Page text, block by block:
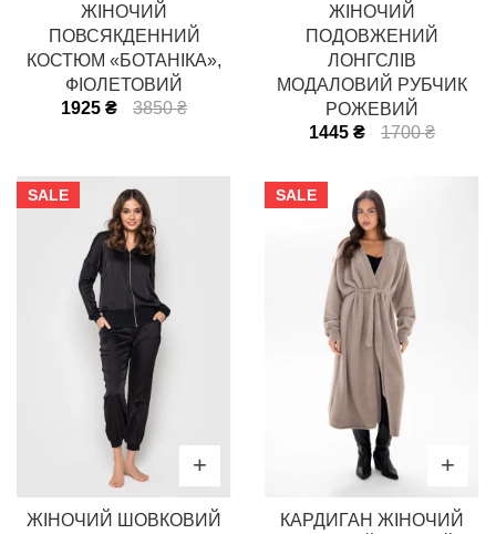
ЖІНОЧИЙ
ПОВСЯКДЕННИЙ
КОСТЮМ «БОТАНІКА»,
ФІОЛЕТОВИЙ
1925 ₴
3850 ₴
ЖІНОЧИЙ
ПОДОВЖЕНИЙ
ЛОНГСЛІВ
МОДАЛОВИЙ РУБЧИК
РОЖЕВИЙ
1445 ₴
1700 ₴
SALE
ЖІНОЧИЙ ШОВКОВИЙ
SALE
КАРДИГАН ЖІНОЧИЙ